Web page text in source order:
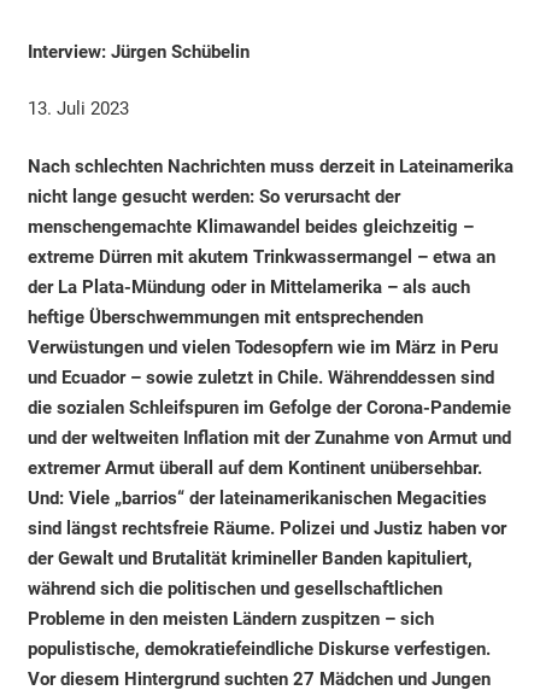
Juli
Lessmann
Interview: Jürgen Schübelin
13. Juli 2023
Nach schlechten Nachrichten muss derzeit in Lateinamerika
nicht lange gesucht werden: So verursacht der
menschengemachte Klimawandel beides gleichzeitig –
extreme Dürren mit akutem Trinkwassermangel – etwa an
der La Plata-Mündung oder in Mittelamerika – als auch
heftige Überschwemmungen mit entsprechenden
Verwüstungen und vielen Todesopfern wie im März in Peru
und Ecuador – sowie zuletzt in Chile. Währenddessen sind
die sozialen Schleifspuren im Gefolge der Corona-Pandemie
und der weltweiten Inflation mit der Zunahme von Armut und
extremer Armut überall auf dem Kontinent unübersehbar.
Und: Viele „barrios“ der lateinamerikanischen Megacities
sind längst rechtsfreie Räume. Polizei und Justiz haben vor
der Gewalt und Brutalität krimineller Banden kapituliert,
während sich die politischen und gesellschaftlichen
Probleme in den meisten Ländern zuspitzen – sich
populistische, demokratiefeindliche Diskurse verfestigen.
Vor diesem Hintergrund suchten 27 Mädchen und Jungen